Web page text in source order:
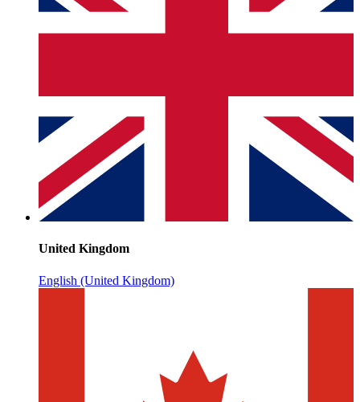
United Kingdom
English (United Kingdom)